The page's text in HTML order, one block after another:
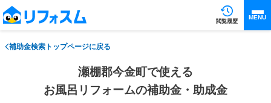
閲覧履歴
MENU
補助金検索トップページに戻る
瀬棚郡今金町で使える
お風呂リフォームの補助金・助成金